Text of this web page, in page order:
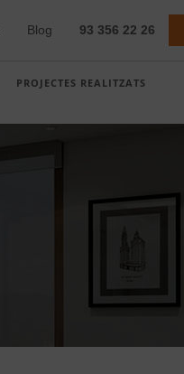
Blog 93 356 22 26
PROJECTES REALITZATS